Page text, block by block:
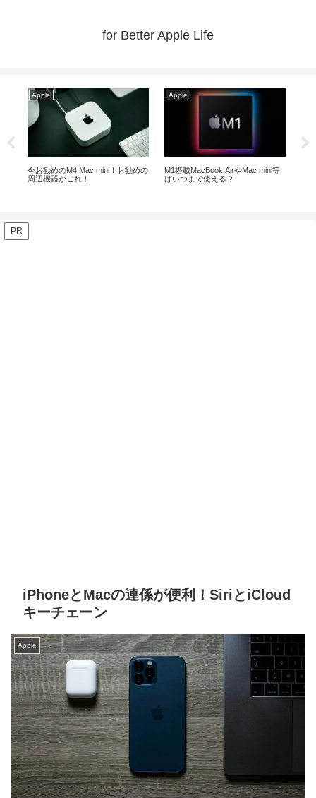
for Better Apple Life
Apple
iPad ProとAirの13インチ比較！殆
どの方におすすめはこれ！
Apple
MacやiPad等の購入はいつがベス
ト！？【2026年8月】
PR
iPhoneとMacの連係が便利！SiriとiCloud
キーチェーン
Apple